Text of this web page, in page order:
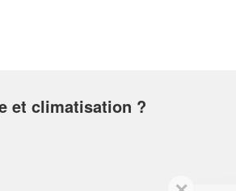
et climatisation ?